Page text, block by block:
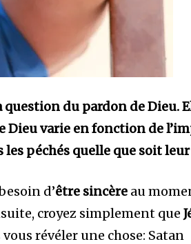
du pardon de Dieu.
Dieu varie en fonction de
péchés quelle que soit
d’être sincère au
croyez simplement que
vous révéler une chose: Satan